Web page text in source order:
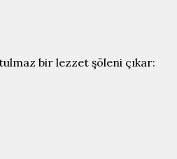
bir lezzet şöleni çıkar: